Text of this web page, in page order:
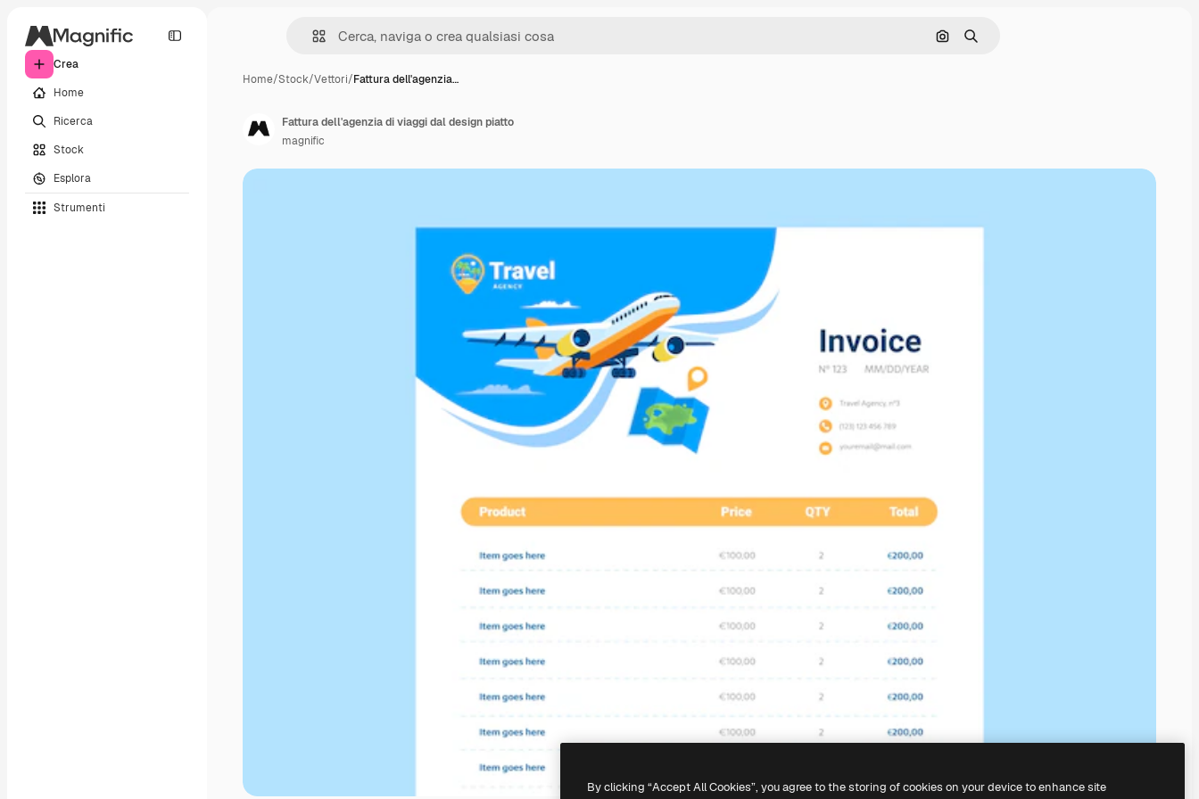
Crea
Home
Ricerca
Stock
Esplora
Strumenti
Cerca per immagine
Ricerca
Home/Stock/Vettori/Fattura dell'agenzia…
Fattura dell'agenzia di viaggi dal design piatto
magnific
By clicking “Accept All Cookies”, you agree to the storing of cookies on your device to enhance site